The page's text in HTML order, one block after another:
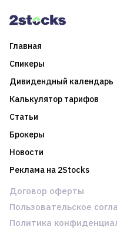
Главная
Спикеры
Дивидендный календарь
Калькулятор тарифов
Статьи
Брокеры
Новости
Реклама на 2Stocks
Договор оферты
Пользовательское
Политика